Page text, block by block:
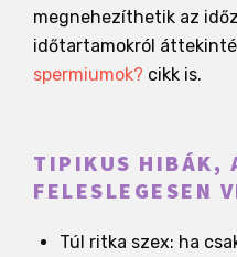
megnehezíthetik az
időtartamokról
spermiumok? cikk is.
TIPIKUS HIBÁK,
FELESLEGESEN
Túl ritka szex: ha